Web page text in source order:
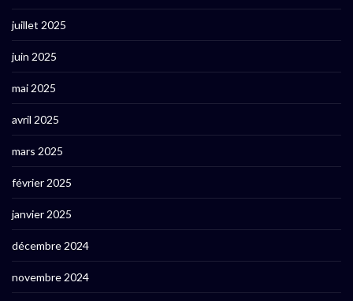
juillet 2025
juin 2025
mai 2025
avril 2025
mars 2025
février 2025
janvier 2025
décembre 2024
novembre 2024